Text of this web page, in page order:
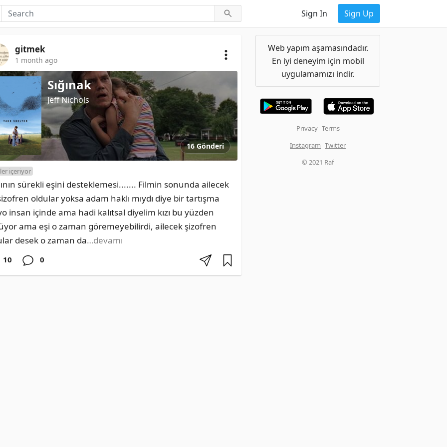
Sign In Sign Up
gitmek
1 month ago
Sığınak
Jeff Nichols
16 Gönderi
içeriyor
sürekli eşini desteklemesi....... Filmin sonunda ailecek
oldular yoksa adam haklı mıydı diye bir tartışma
insan içinde ama hadi kalıtsal diyelim kızı bu yüzden
ama eşi o zaman göremeyebilirdi, ailecek şizofren
desek o zaman da…devamı
10 0
Web yapım aşamasındadır.
En iyi deneyim için mobil
uygulamamızı indir.
Privacy Terms
Instagram Twitter
© 2021 Raf